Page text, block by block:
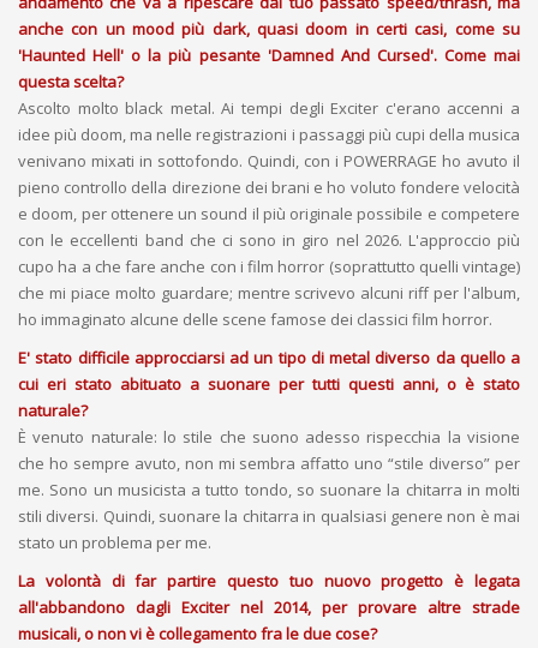
anche con un mood più dark, quasi doom in certi casi, come su
'Haunted Hell' o la più pesante 'Damned And Cursed'. Come mai
questa scelta?
Ascolto molto black metal. Ai tempi degli Exciter c'erano accenni a
idee più doom, ma nelle registrazioni i passaggi più cupi della musica
venivano mixati in sottofondo. Quindi, con i POWERRAGE ho avuto il
pieno controllo della direzione dei brani e ho voluto fondere velocità
e doom, per ottenere un sound il più originale possibile e competere
con le eccellenti band che ci sono in giro nel 2026. L'approccio più
cupo ha a che fare anche con i film horror (soprattutto quelli vintage)
che mi piace molto guardare; mentre scrivevo alcuni riff per l'album,
ho immaginato alcune delle scene famose dei classici film horror.
E' stato difficile approcciarsi ad un tipo di metal diverso da quello a
cui eri stato abituato a suonare per tutti questi anni, o è stato
naturale?
È venuto naturale: lo stile che suono adesso rispecchia la visione
che ho sempre avuto, non mi sembra affatto uno “stile diverso” per
me. Sono un musicista a tutto tondo, so suonare la chitarra in molti
stili diversi. Quindi, suonare la chitarra in qualsiasi genere non è mai
stato un problema per me.
La volontà di far partire questo tuo nuovo progetto è legata
all'abbandono dagli Exciter nel 2014, per provare altre strade
musicali, o non vi è collegamento fra le due cose?